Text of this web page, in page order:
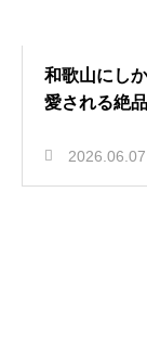
和歌山にし
愛される絶
2026.06.07